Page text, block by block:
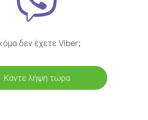
δεν έχετε Viber;
Κάντε λήψη τώρα